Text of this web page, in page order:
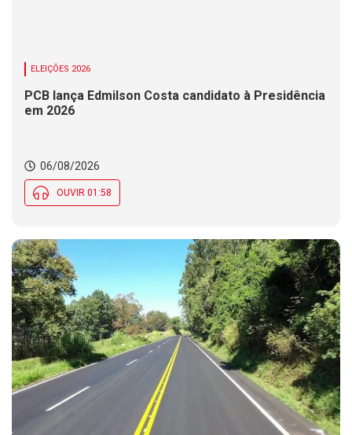
ELEIÇÕES 2026
PCB lança Edmilson Costa candidato à Presidência
em 2026
06/08/2026
OUVIR 01:58